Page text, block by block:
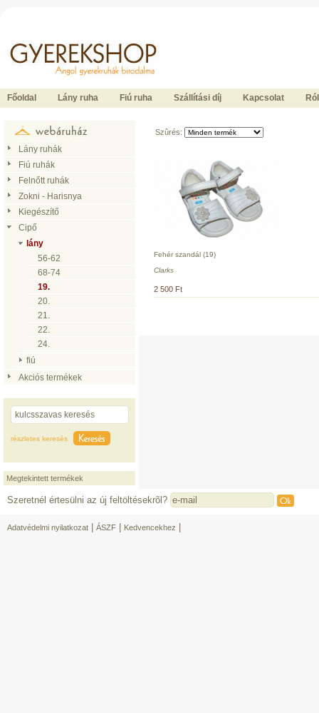
Főoldal Lány ruha Fiú ruha Szállítási díj Kapcsolat
Lány ruhák
Fiú ruhák
Felnőtt ruhák
Zokni - Harisnya
Kiegészítő
Cipő
lány
56-62
68-74
19.
20.
21.
22.
24.
fiú
Akciós termékek
részletes keresés
Megtekintett termékek
Szûrés:
Fehér szandál (19)
Clarks
2 500 Ft
Szeretnél értesülni az új feltöltésekrõl?
Adatvédelmi nyilatkozat ÁSZF Kedvencekhez